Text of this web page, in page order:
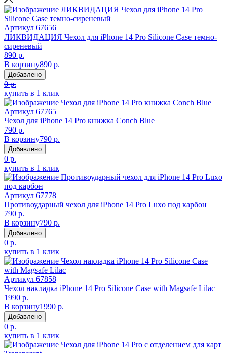
Артикул 67656
ЛИКВИДАЦИЯ Чехол для iPhone 14 Pro Silicone Case темно-
сиреневый
890 р.
В корзину890 р.
Добавлено
0 р.
купить в 1 клик
Артикул 67765
Чехол для iPhone 14 Pro книжка Conch Blue
790 р.
В корзину790 р.
Добавлено
0 р.
купить в 1 клик
Артикул 67778
Противоударный чехол для iPhone 14 Pro Luxo под карбон
790 р.
В корзину790 р.
Добавлено
0 р.
купить в 1 клик
Артикул 67858
Чехол накладка iPhone 14 Pro Silicone Case with Magsafe Lilac
1990 р.
В корзину1990 р.
Добавлено
0 р.
купить в 1 клик